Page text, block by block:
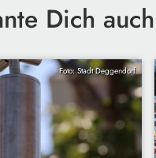
Dich
Foto: Stadt Deggendorf